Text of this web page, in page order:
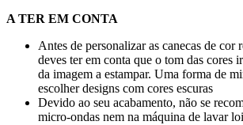
A TER EM CONTA
Antes de personalizar as canecas de cor
deves ter em conta que o tom das cores
da imagem a estampar. Uma forma de
escolher designs com cores escuras
Devido ao seu acabamento, não se
micro-ondas nem na máquina de lavar